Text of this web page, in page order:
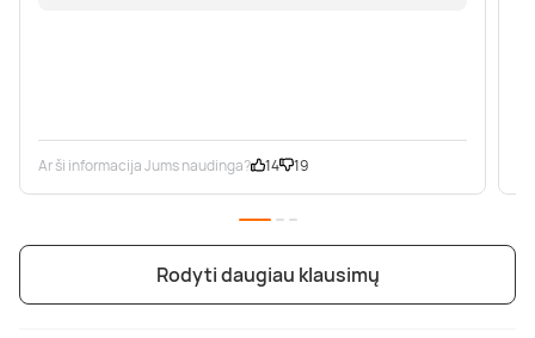
Ar ši informacija Jums naudinga? 14 19
Rodyti daugiau klausimų